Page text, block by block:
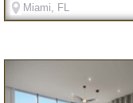
Miami, FL